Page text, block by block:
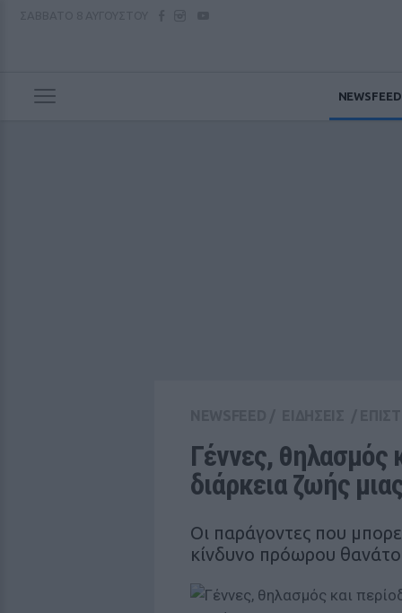
NEWSFEED
Γέννες, θηλασμός
διάρκεια ζωής
Οι παράγοντες που
κίνδυνο πρόωρου